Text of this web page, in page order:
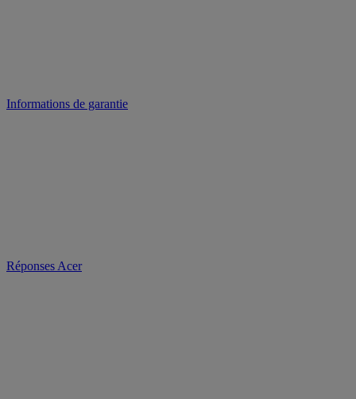
Informations de garantie
Réponses Acer